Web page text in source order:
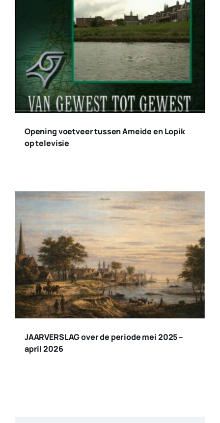
Opening voetveer tussen Ameide en Lopik
op televisie
JAARVERSLAG over de periode mei 2025 –
april 2026